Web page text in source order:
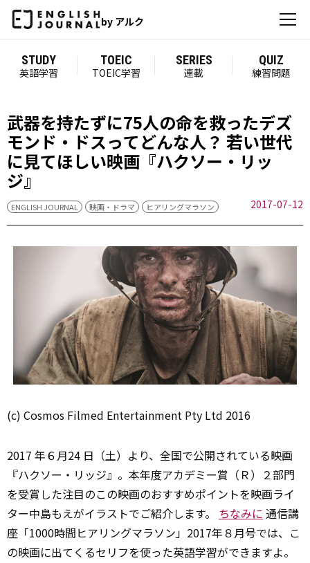
by アルク
STUDY
英語学習
TOEIC
TOEIC学習
SERIES
連載
QUIZ
練習問題
武器を持たずに75人の命を救ったデズ
モンド・ドスってどんな人？ 若い世代
に見てほしい映画『ハクソー・リッ
ジ』
ENGLISH JOURNAL 映画・ドラマ ヒアリングマラソン 2017-07-12
(c) Cosmos Filmed Entertainment Pty Ltd 2016
2017 年６月24 日（土）より、全国で公開されている映画
『ハクソー・リッジ』。本年度アカデミー賞（Ｒ）２部門
を受賞した注目のこの映画のおすすめポイントを映画ライ
ター中島もえがイラストでご紹介します。 ちなみに 通信講
座「1000時間ヒアリングマラソン」2017年８月号では、こ
の映画に出てくるセリフを使った英語学習ができますよ。